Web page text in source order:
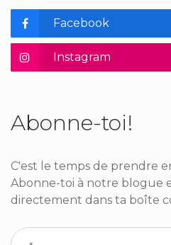
Facebook
Instagram
Abonne-toi!
C'est le temps de prendre
Abonne-toi à notre blogue
directement dans ta boîte